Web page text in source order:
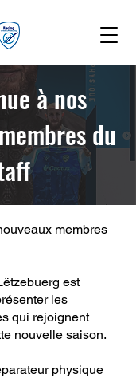
à nos
du
membres
est
les
qui rejoignent
nouvelle saison.
physique